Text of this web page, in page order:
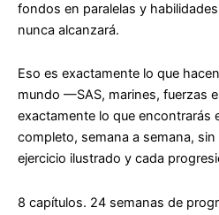
fondos en paralelas y
nunca alcanzará.
Eso es exactamente lo que
mundo —SAS, marines, fuerzas
exactamente lo que encontrarás
completo, semana a semana,
ejercicio ilustrado y cada
8 capítulos. 24 semanas de